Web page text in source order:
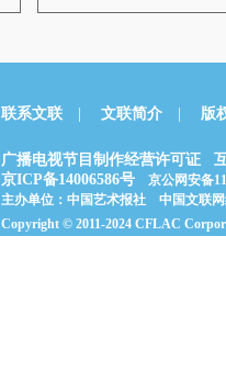
联系文联 文联简介 版
广播电视节目制作经营许可证
京ICP备14006586号 京公网安备
主办单位：中国艺术报社 中国文联
Copyright © 2011-2024 CFLAC